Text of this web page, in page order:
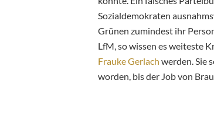
Sozialdemokraten
Grünen zumindest ihr
LfM, so wissen es weiteste
Frauke Gerlach werden. Sie
worden, bis der Job von